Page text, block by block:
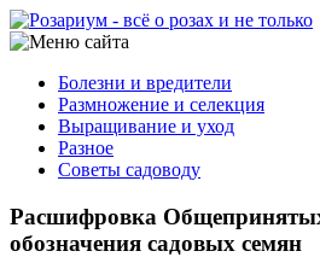
Болезни и вредители
Размножение и селекция
Выращивание и уход
Разное
Советы садоводу
Расшифровка
обозначения садовых семян